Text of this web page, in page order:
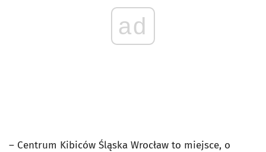
ad
– Centrum Kibiców Śląska Wrocław to miejsce, o